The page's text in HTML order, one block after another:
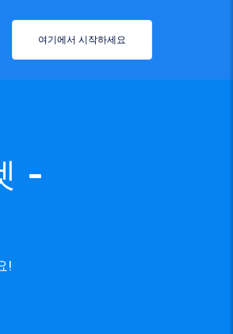
여기에서 시작하세요
-
!